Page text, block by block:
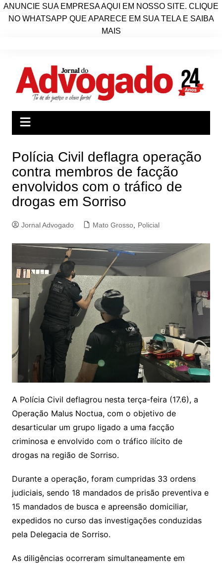
ANUNCIE SUA EMPRESA AQUI EM NOSSO SITE. CLIQUE
NO WHATSAPP QUE APARECE EM SUA TELA E SAIBA
MAIS
conteúdo
Polícia Civil deflagra operação
contra membros de facção
envolvidos com o tráfico de
drogas em Sorriso
Jornal Advogado Mato Grosso, Policial
A Polícia Civil deflagrou nesta terça-feira (17.6), a
Operação Malus Noctua, com o objetivo de
desarticular um grupo ligado a uma facção
criminosa e envolvido com o tráfico ilícito de
drogas na região de Sorriso.
Durante a operação, foram cumpridas 33 ordens
judiciais, sendo 18 mandados de prisão preventiva e
15 mandados de busca e apreensão domiciliar,
expedidos no curso das investigações conduzidas
pela Delegacia de Sorriso.
As diligências ocorreram simultaneamente em